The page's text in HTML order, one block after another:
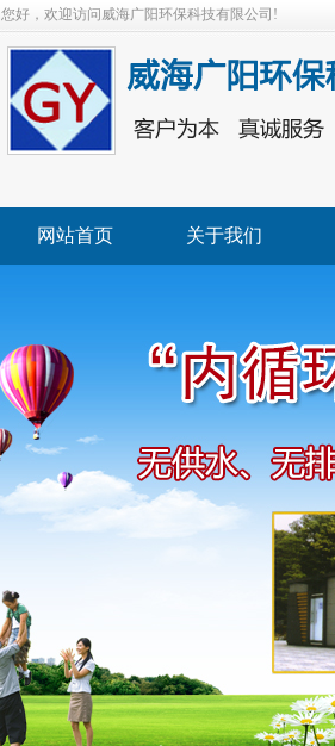
您好，欢迎访问威海广阳环保科技有限公司!
网站首页 关于我们